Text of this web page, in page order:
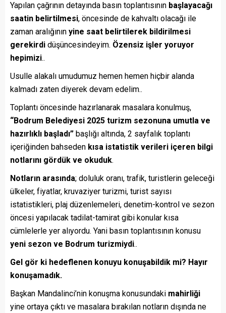
Yapılan çağrının detayında basın toplantısının başlayacağı
saatin belirtilmesi, öncesinde de kahvaltı olacağı ile
zaman aralığının yine saat belirtilerek bildirilmesi
gerekirdi düşüncesindeyim. Özensiz işler yoruyor
hepimizi..
Usulle alakalı umudumuz hemen hemen hiçbir alanda
kalmadı zaten diyerek devam edelim..
Toplantı öncesinde hazırlanarak masalara konulmuş,
“Bodrum Belediyesi 2025 turizm sezonuna umutla ve
hazırlıklı başladı” başlığı altında, 2 sayfalık toplantı
içeriğinden bahseden kısa istatistik verileri içeren bilgi
notlarını gördük ve okuduk.
Notların arasında; doluluk oranı, trafik, turistlerin geleceği
ülkeler, fiyatlar, kruvaziyer turizmi, turist sayısı
istatistikleri, plaj düzenlemeleri, denetim-kontrol ve sezon
öncesi yapılacak tadilat-tamirat gibi konular kısa
cümlelerle yer alıyordu. Yani basın toplantısının konusu
yeni sezon ve Bodrum turizmiydi..
Gel gör ki hedeflenen konuyu konuşabildik mi? Hayır
konuşamadık.
Başkan Mandalinci’nin konuşma konusundaki mahirliği
yine ortaya çıktı ve masalara bırakılan notların dışında ne